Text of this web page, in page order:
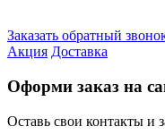
Заказать обратный
Акция Доставка
Оформи заказ на
Оставь свои контакты и